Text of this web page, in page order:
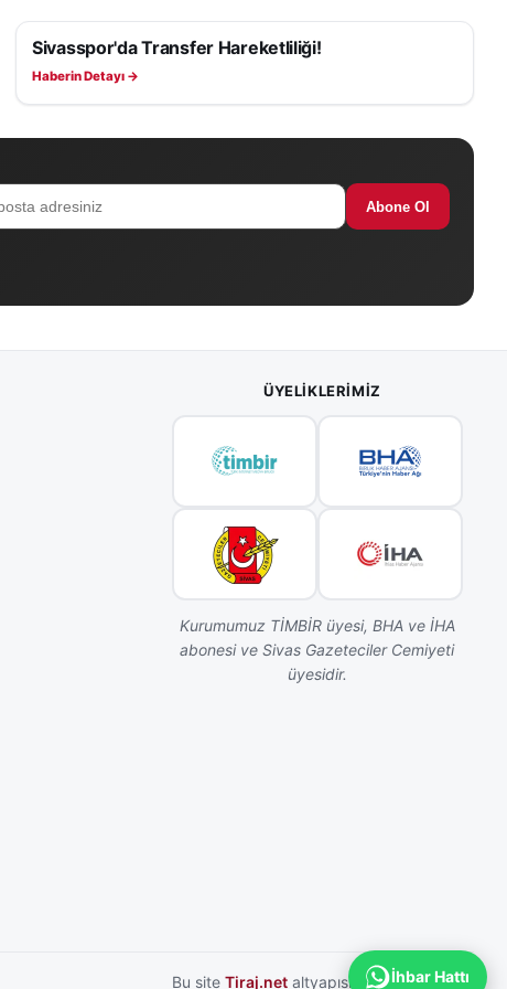
SIVASSPOR HABERLERI
Sivasspor'da Transfer Hareketliliği!
Haberin Detayı →
Abone Ol
ÜYELIKLERIMIZ
Kurumumuz TİMBİR üyesi, BHA ve İHA
abonesi ve Sivas Gazeteciler Cemiyeti
üyesidir.
Bu site Tiraj.net altyapısı ile hazırlanmıştır.
İhbar Hattı